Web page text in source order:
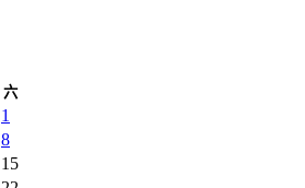
六
1
8
15